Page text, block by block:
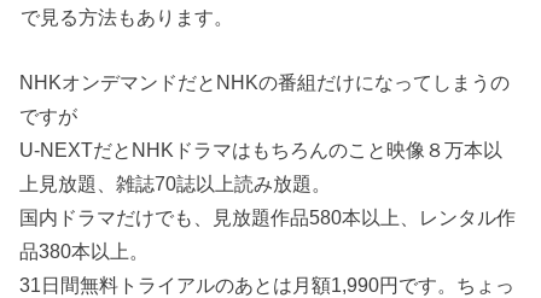
で見る方法もあります。
NHKオンデマンドだとNHKの番組だけになってしまうの
ですが
U-NEXTだとNHKドラマはもちろんのこと映像８万本以
上見放題、雑誌70誌以上読み放題。
国内ドラマだけでも、見放題作品580本以上、レンタル作
品380本以上。
31日間無料トライアルのあとは月額1,990円です。ちょっ